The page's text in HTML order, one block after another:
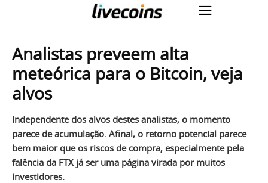
Analistas preveem alta
meteórica para o Bitcoin, veja
alvos
Independente dos alvos destes analistas, o momento
parece de acumulação. Afinal, o retorno potencial parece
bem maior que os riscos de compra, especialmente pela
falência da FTX já ser uma página virada por muitos
investidores.